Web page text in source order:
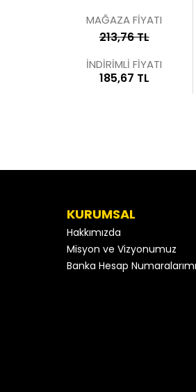
MAĞAZA FİYATI
213,76 TL
İNDİRİMLİ FİYATI
185,67 TL
KURUMSAL
Hakkımızda
Misyon ve Vizyonumuz
Banka Hesap